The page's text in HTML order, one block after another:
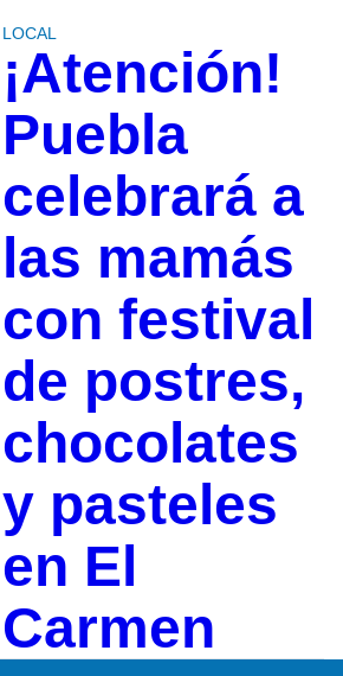
LOCAL
¡Atención!
Puebla
celebrará a
las mamás
con festival
de postres,
chocolates
y pasteles
en El
Carmen